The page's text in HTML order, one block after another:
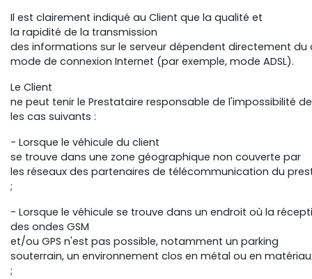
Il est clairement indiqué au Client que la qualité et
la rapidité de la transmission
des informations sur le serveur dépendent directement du
mode de connexion Internet (par exemple, mode ADSL).
Le Client
ne peut tenir le Prestataire responsable de l'impossibilité
les cas suivants :
- Lorsque le véhicule du client
se trouve dans une zone géographique non couverte par
les réseaux des partenaires de télécommunication du
;
- Lorsque le véhicule se trouve dans un endroit où la
des ondes GSM
et/ou GPS n'est pas possible, notamment un parking
souterrain, un environnement clos en métal ou en
;